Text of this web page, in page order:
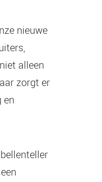
nieuwe
alleen
zorgt er
en